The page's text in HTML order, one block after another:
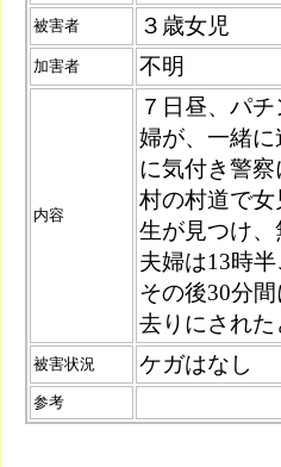
被害者 ３歳女児
加害者 不明
内容
７日昼、パ
婦が、一緒
に気付き警
村の村道で
生が見つけ
夫婦は13時
その後30分
去りにされ
被害状況 ケガはなし
参考